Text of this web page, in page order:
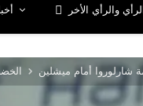
الرأي والرأي الأخر
شارلوروا أمام ميشلين